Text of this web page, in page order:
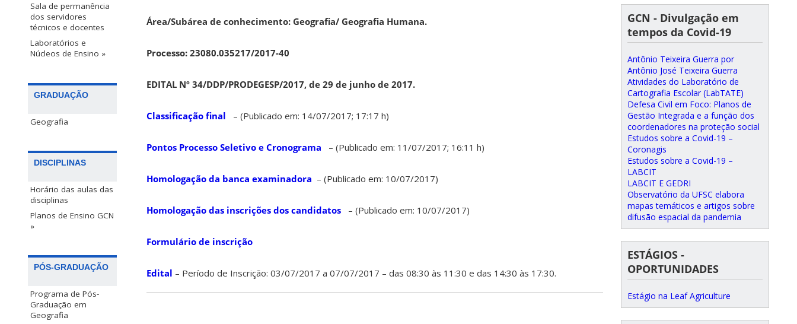
Sala de permanência
dos servidores
técnicos e docentes
Laboratórios e
Núcleos de Ensino »
GRADUAÇÃO
Geografia
DISCIPLINAS
Horário das aulas das
disciplinas
Planos de Ensino GCN
»
PÓS-GRADUAÇÃO
Programa de Pós-
Graduação em
Geografia
Área/Subárea de conhecimento: Geografia/ Geografia Humana.
Processo: 23080.035217/2017-40
EDITAL Nº 34/DDP/PRODEGESP/2017, de 29 de junho de 2017.
Classificação final – (Publicado em: 14/07/2017; 17:17 h)
Pontos Processo Seletivo e Cronograma – (Publicado em: 11/07/2017; 16:11 h)
Homologação da banca examinadora – (Publicado em: 10/07/2017)
Homologação das inscrições dos candidatos – (Publicado em: 10/07/2017)
Formulário de inscrição
Edital – Período de Inscrição: 03/07/2017 a 07/07/2017 – das 08:30 às 11:30 e das 14:30 às 17:30.
GCN - Divulgação em
tempos da Covid-19
Antônio Teixeira Guerra por
Antônio José Teixeira Guerra
Atividades do Laboratório de
Cartografia Escolar (LabTATE)
Defesa Civil em Foco: Planos de
Gestão Integrada e a função dos
coordenadores na proteção social
Estudos sobre a Covid-19 –
Coronagis
Estudos sobre a Covid-19 –
LABCIT
LABCIT E GEDRI
Observatório da UFSC elabora
mapas temáticos e artigos sobre
difusão espacial da pandemia
ESTÁGIOS -
OPORTUNIDADES
Estágio na Leaf Agriculture